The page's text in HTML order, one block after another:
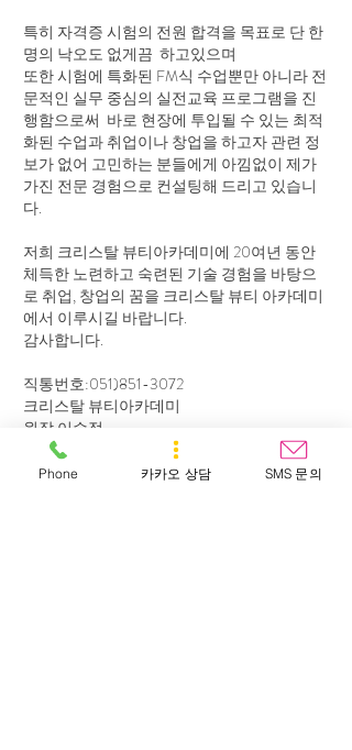
특히 자격증 시험의 전원 합격을 목표로 단 한
명의 낙오도 없게끔 하고있으며
또한 시험에 특화된 FM식 수업뿐만 아니라 전
문적인 실무 중심의 실전교육 프로그램을 진
행함으로써 바로 현장에 투입될 수 있는 최적
화된 수업과 취업이나 창업을 하고자 관련 정
보가 없어 고민하는 분들에게 아낌없이 제가
가진 전문 경험으로 컨설팅해 드리고 있습니
다.
저희 크리스탈 뷰티아카데미에 20여년 동안
체득한 노련하고 숙련된 기술 경험을 바탕으
로 취업, 창업의 꿈을 크리스탈 뷰티 아카데미
에서 이루시길 바랍니다.
감사합니다.
직통번호:051)851-3072
크리스탈 뷰티아카데미
원장 이수정
Phone 카카오 상담 SMS 문의